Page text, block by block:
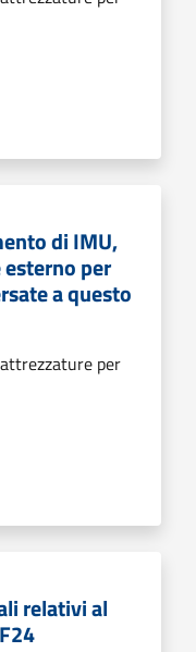
di IMU,
esterno per
a questo
per
relativi al